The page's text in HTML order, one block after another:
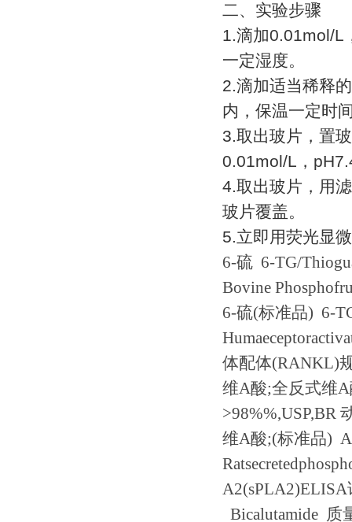
二、实验步骤
1.滴加0.01mol/L
一定湿度。
2.滴加适当稀释
内，保温一定时
3.取出玻片，置
0.01mol/L ，
4.取出玻片，用
玻片覆盖。
5.立即用荧光显
6-硫 6-TG/
Bovine
6-硫(标准品) 6-
体配体(RANKL)
维A酸;全反式维A
>98%%,USP,BR
维A酸;(标准品)
A2(sPLA2)ELISA
Bicalutamide 质